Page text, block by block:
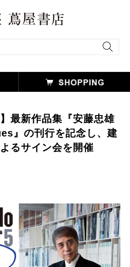
最新作品集『安藤忠雄
』の刊行を記念し、建
るサイン会を開催